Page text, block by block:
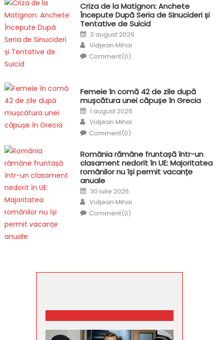
Criza de la Matignon: Anchete
Începute După Seria de Sinucideri și
Tentative de Suicid
Posted
on
3 august 2026
Author
Vidjean Mihai
Comment(0)
Femeie în comă 42 de zile după
mușcătura unei căpușe în Grecia
Posted
on
1 august 2026
Author
Vidjean Mihai
Comment(0)
România rămâne fruntașă într-un
clasament nedorit în UE: Majoritatea
românilor nu își permit vacanțe
anuale
Posted
on
30 iulie 2026
Author
Vidjean Mihai
Comment(0)